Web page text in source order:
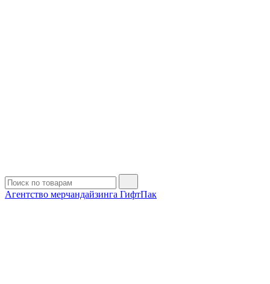
Агентство мерчандайзинга ГифтПак